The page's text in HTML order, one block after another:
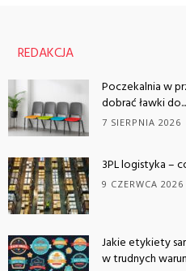
REDAKCJA
Poczekalnia w
dobrać ławki do...
7 SIERPNIA 2026
3PL logistyka –
9 CZERWCA 2026
Jakie etykiety
w trudnych